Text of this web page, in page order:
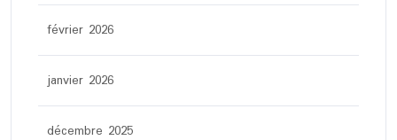
février 2026
janvier 2026
décembre 2025